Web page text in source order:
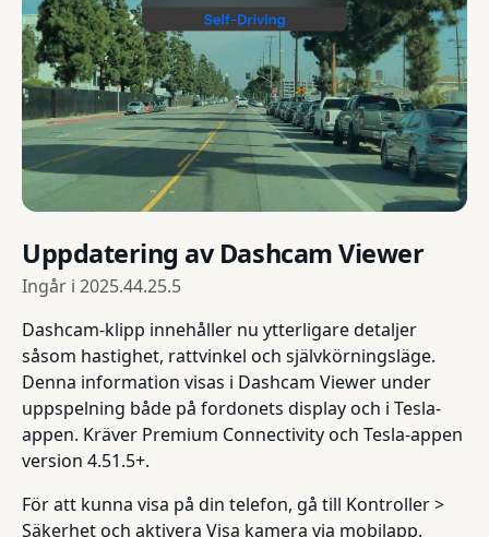
Uppdatering av Dashcam Viewer
Ingår i 2025.44.25.5
Dashcam-klipp innehåller nu ytterligare detaljer
såsom hastighet, rattvinkel och självkörningsläge.
Denna information visas i Dashcam Viewer under
uppspelning både på fordonets display och i Tesla-
appen. Kräver Premium Connectivity och Tesla-appen
version 4.51.5+.
För att kunna visa på din telefon, gå till Kontroller >
Säkerhet och aktivera Visa kamera via mobilapp.